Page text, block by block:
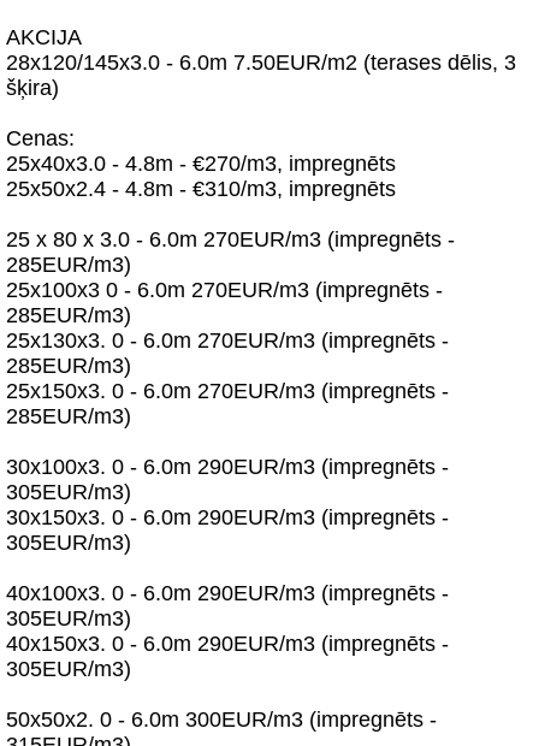
AKCIJA
28x120/145x3.0 - 6.0m 7.50EUR/m2 (terases dēlis, 3
šķira)
Cenas:
25x40x3.0 - 4.8m - €270/m3, impregnēts
25x50x2.4 - 4.8m - €310/m3, impregnēts
25 x 80 x 3.0 - 6.0m 270EUR/m3 (impregnēts -
285EUR/m3)
25x100x3 0 - 6.0m 270EUR/m3 (impregnēts -
285EUR/m3)
25x130x3. 0 - 6.0m 270EUR/m3 (impregnēts -
285EUR/m3)
25x150x3. 0 - 6.0m 270EUR/m3 (impregnēts -
285EUR/m3)
30x100x3. 0 - 6.0m 290EUR/m3 (impregnēts -
305EUR/m3)
30x150x3. 0 - 6.0m 290EUR/m3 (impregnēts -
305EUR/m3)
40x100x3. 0 - 6.0m 290EUR/m3 (impregnēts -
305EUR/m3)
40x150x3. 0 - 6.0m 290EUR/m3 (impregnēts -
305EUR/m3)
50x50x2. 0 - 6.0m 300EUR/m3 (impregnēts -